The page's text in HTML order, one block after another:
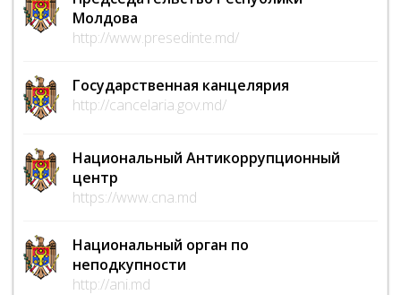
Молдова
http://www.presedinte.md/
Государственная канцелярия
http://cancelaria.gov.md/
Национальный Антикоррупционный
центр
https://www.cna.md
Национальный орган по
неподкупности
http://ani.md